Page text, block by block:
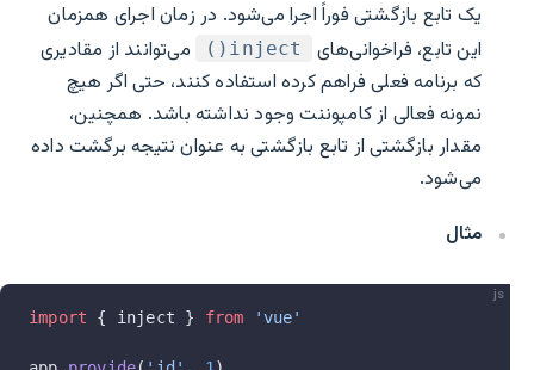
یک تابع بازگشتی فوراً اجرا می‌شود. در زمان اجرای همزمان
این تابع، فراخوانی‌های
inject()
می‌توانند از مقادیری
که برنامه فعلی فراهم کرده استفاده کنند، حتی اگر هیچ
نمونه فعالی از کامپوننت وجود نداشته باشد. همچنین،
مقدار بازگشتی از تابع بازگشتی به عنوان نتیجه برگشت داده
می‌شود.
مثال
js
import { inject } from 'vue'